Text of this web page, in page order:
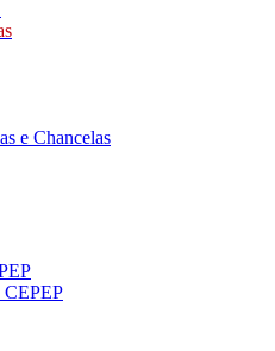
e Chancelas
CEPEP